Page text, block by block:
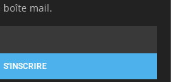
boîte mail.
S'INSCRIRE